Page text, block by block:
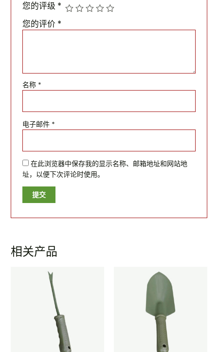
您的评级 *
您的评价 *
名称 *
电子邮件 *
在此浏览器中保存我的显示名称、邮箱地址和网站地
址，以便下次评论时使用。
相关产品